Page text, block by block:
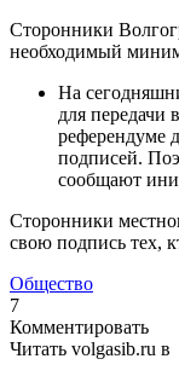
Сторонники
необходимый
На
для передачи
референдуме
подписей.
сообщают
Сторонники
свою подпись тех,
Общество
7
Комментировать
Читать volgasib.ru в